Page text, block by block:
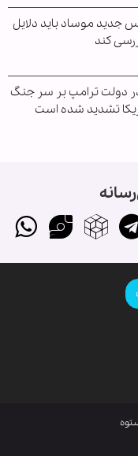
جدید موساد باید دلایل
کند
دولت ترامپ بر سر جنگ
تشدید شده است